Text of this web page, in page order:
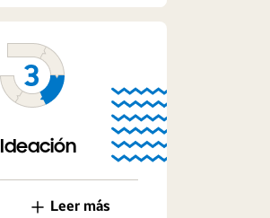
Ideación
Leer más